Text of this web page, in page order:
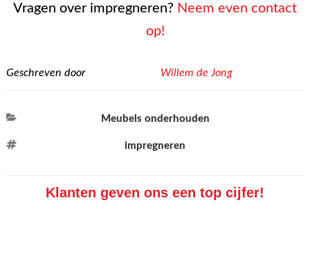
Vragen over impregneren? Neem even contact
op!
Geschreven door Willem de Jong
Categorieën
Meubels onderhouden
Tags
impregneren
Klanten geven ons een top cijfer!